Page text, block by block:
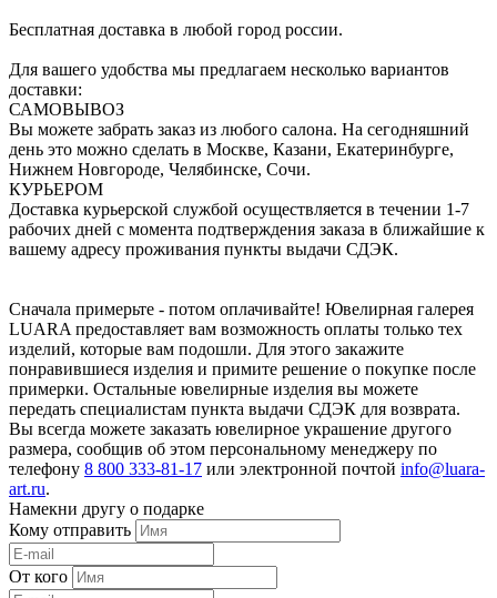
Бесплатная доставка в любой город россии.
Для вашего удобства мы предлагаем несколько вариантов
доставки:
САМОВЫВОЗ
Вы можете забрать заказ из любого салона. На сегодняшний
день это можно сделать в Москве, Казани, Екатеринбурге,
Нижнем Новгороде, Челябинске, Сочи.
КУРЬЕРОМ
Доставка курьерской службой осуществляется в течении 1-7
рабочих дней с момента подтверждения заказа в ближайшие к
вашему адресу проживания пункты выдачи СДЭК.
Сначала примерьте - потом оплачивайте! Ювелирная галерея
LUARA предоставляет вам возможность оплаты только тех
изделий, которые вам подошли. Для этого закажите
понравившиеся изделия и примите решение о покупке после
примерки. Остальные ювелирные изделия вы можете
передать специалистам пункта выдачи СДЭК для возврата.
Вы всегда можете заказать ювелирное украшение другого
размера, сообщив об этом персональному менеджеру по
телефону 8 800 333-81-17 или электронной почтой info@luara-
art.ru.
Намекни другу о подарке
Кому отправить
От кого